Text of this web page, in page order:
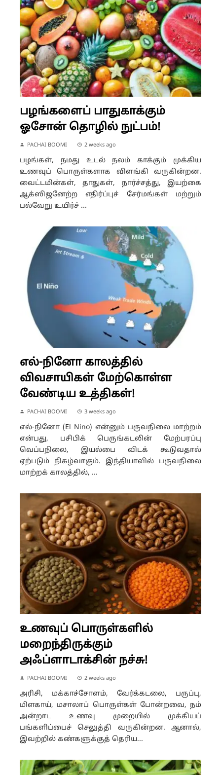
பழங்களைப் பாதுகாக்கும்
ஓசோன் தொழில் நுட்பம்!
PACHAI BOOMI 2 weeks ago
பழங்கள், நமது உடல் நலம் காக்கும் முக்கிய
உணவுப் பொருள்களாக விளங்கி வருகின்றன.
வைட்டமின்கள், தாதுகள், நார்ச்சத்து, இயற்கை
ஆக்ஸிஜனேற்ற எதிர்ப்புச் சேர்மங்கள் மற்றும்
பல்வேறு உயிர்ச் ...
எல்-நினோ காலத்தில்
விவசாயிகள் மேற்கொள்ள
வேண்டிய உத்திகள்!
PACHAI BOOMI 3 weeks ago
எல்-நினோ (El Nino) என்னும் பருவநிலை மாற்றம்
என்பது, பசிபிக் பெருங்கடலின் மேற்பரப்பு
வெப்பநிலை, இயல்பை விடக் கூடுவதால்
ஏற்படும் நிகழ்வாகும். இந்தியாவில் பருவநிலை
மாற்றக் காலத்தில், ...
உணவுப் பொருள்களில்
மறைந்திருக்கும்
அஃப்ளாடாக்சின் நச்சு!
PACHAI BOOMI 2 weeks ago
அரிசி, மக்காச்சோளம், வேர்க்கடலை, பருப்பு,
மிளகாய், மசாலாப் பொருள்கள் போன்றவை, நம்
அன்றாட உணவு முறையில் முக்கியப்
பங்களிப்பைச் செலுத்தி வருகின்றன. ஆனால்,
இவற்றில் கண்களுக்குத் தெரிய...